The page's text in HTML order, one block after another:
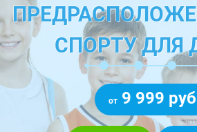
СПОРТУ ДЛЯ
от 9 999